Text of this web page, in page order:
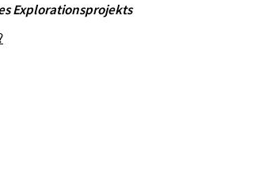
Explorationsprojekts